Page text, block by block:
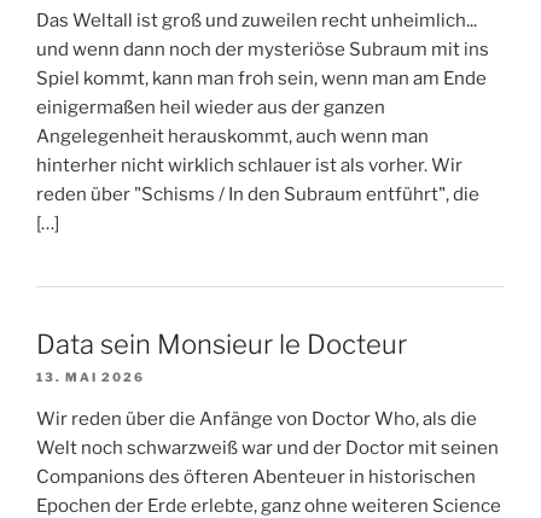
Das Weltall ist groß und zuweilen recht unheimlich...
und wenn dann noch der mysteriöse Subraum mit ins
Spiel kommt, kann man froh sein, wenn man am Ende
einigermaßen heil wieder aus der ganzen
Angelegenheit herauskommt, auch wenn man
hinterher nicht wirklich schlauer ist als vorher. Wir
reden über "Schisms / In den Subraum entführt", die
[…]
Data sein Monsieur le Docteur
13. MAI 2026
Wir reden über die Anfänge von Doctor Who, als die
Welt noch schwarzweiß war und der Doctor mit seinen
Companions des öfteren Abenteuer in historischen
Epochen der Erde erlebte, ganz ohne weiteren Science